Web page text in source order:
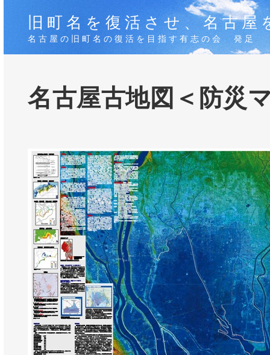
旧町名を復活させ、名古
名古屋の旧町名の復活を目指す有志の会 発足
名古屋古地図＜防災